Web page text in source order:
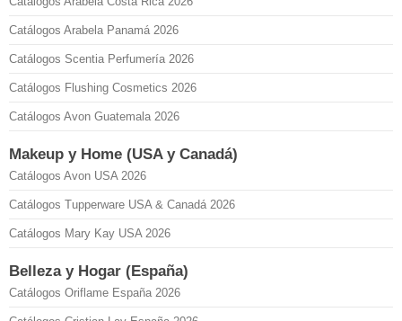
Catálogos Arabela Panamá 2026
Catálogos Scentia Perfumería 2026
Catálogos Flushing Cosmetics 2026
Catálogos Avon Guatemala 2026
Makeup y Home (USA y Canadá)
Catálogos Avon USA 2026
Catálogos Tupperware USA & Canadá 2026
Catálogos Mary Kay USA 2026
Belleza y Hogar (España)
Catálogos Oriflame España 2026